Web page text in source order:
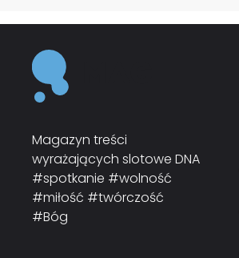
Magazyn treści
wyrażających slotowe DNA
#spotkanie #wolność
#miłość #twórczość
#Bóg